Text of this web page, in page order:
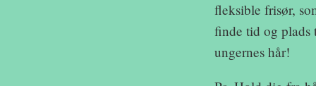
fleksible frisør,
finde tid og plads
ungernes hår!